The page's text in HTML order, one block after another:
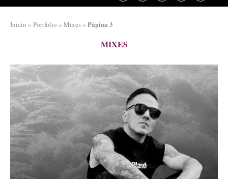
Inicio » Portfolio » Mixes » Página 3
MIXES